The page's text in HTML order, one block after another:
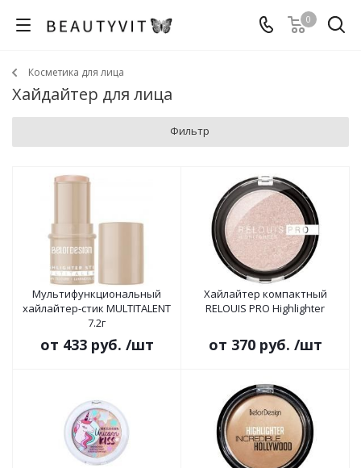
0
Косметика для лица
Хайдайтер для лица
Фильтр
Мультифункциональный
хайлайтер-стик MULTITALENT
7.2г
от 433 руб. /шт
Хайлайтер компактный
RELOUIS PRO Highlighter
от 370 руб. /шт